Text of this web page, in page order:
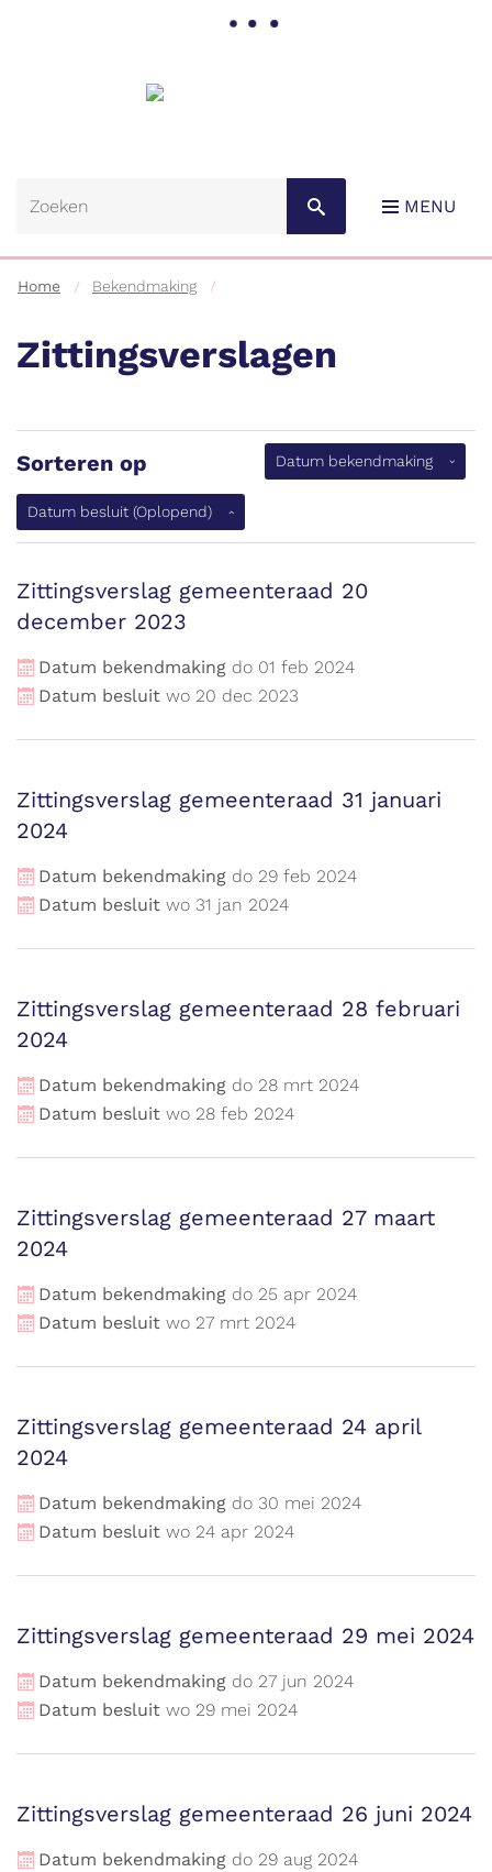
content
MENU
Home Bekendmaking
Zittingsverslagen
Sorteren op Datum bekendmaking
Datum besluit (Oplopend)
Zittingsverslag gemeenteraad 20
december 2023
Datum bekendmaking do 01 feb 2024
Datum besluit wo 20 dec 2023
Zittingsverslag gemeenteraad 31 januari
2024
Datum bekendmaking do 29 feb 2024
Datum besluit wo 31 jan 2024
Zittingsverslag gemeenteraad 28 februari
2024
Datum bekendmaking do 28 mrt 2024
Datum besluit wo 28 feb 2024
Zittingsverslag gemeenteraad 27 maart
2024
Datum bekendmaking do 25 apr 2024
Datum besluit wo 27 mrt 2024
Zittingsverslag gemeenteraad 24 april
2024
Datum bekendmaking do 30 mei 2024
Datum besluit wo 24 apr 2024
Zittingsverslag gemeenteraad 29 mei 2024
Datum bekendmaking do 27 jun 2024
Datum besluit wo 29 mei 2024
Zittingsverslag gemeenteraad 26 juni 2024
Datum bekendmaking do 29 aug 2024